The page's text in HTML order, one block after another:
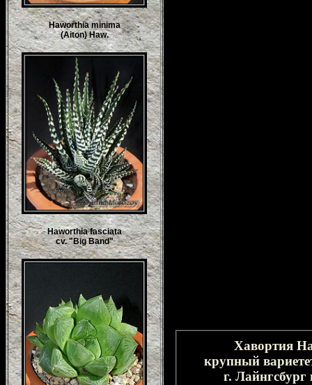
Haworthia minima
(Aiton) Haw.
Haworthia fasciata
cv. "Big Band"
Хавортия
крупный
г.